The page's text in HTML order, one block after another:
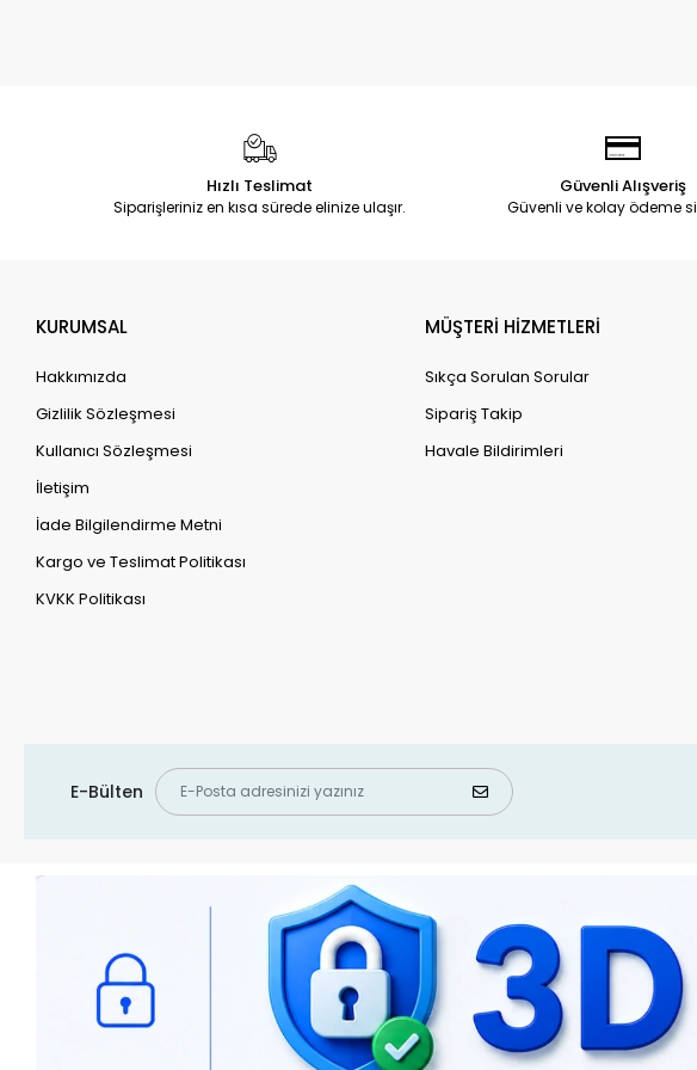
Hızlı Teslimat
Siparişleriniz en kısa sürede elinize ulaşır.
Güvenli Alışveriş
Güvenli ve kolay ödeme
KURUMSAL
Hakkımızda
Gizlilik Sözleşmesi
Kullanıcı Sözleşmesi
İletişim
İade Bilgilendirme Metni
Kargo ve Teslimat Politikası
KVKK Politikası
MÜŞTERİ HİZMETLERİ
Sıkça Sorulan Sorular
Sipariş Takip
Havale Bildirimleri
E-Bülten